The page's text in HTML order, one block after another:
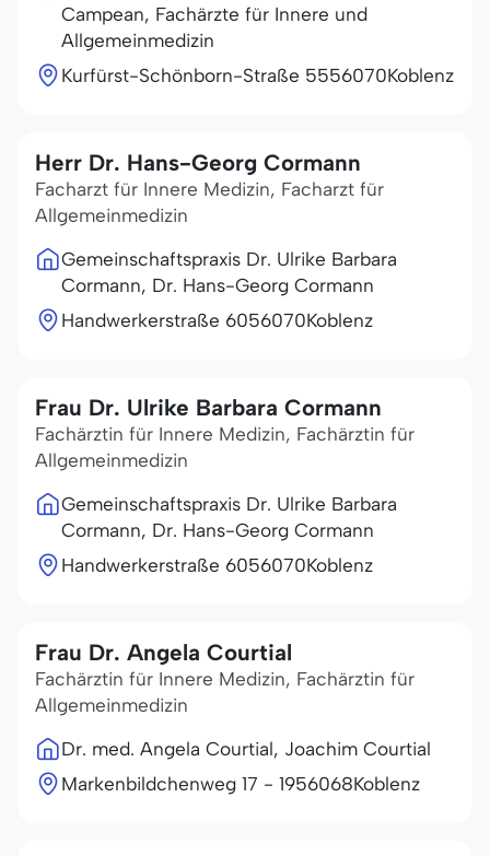
Campean, Fachärzte für Innere und
Allgemeinmedizin
Kurfürst-Schönborn-Straße 5556070Koblenz
Herr Dr. Hans-Georg Cormann
Facharzt für Innere Medizin, Facharzt für
Allgemeinmedizin
Gemeinschaftspraxis Dr. Ulrike Barbara
Cormann, Dr. Hans-Georg Cormann
Handwerkerstraße 6056070Koblenz
Frau Dr. Ulrike Barbara Cormann
Fachärztin für Innere Medizin, Fachärztin für
Allgemeinmedizin
Gemeinschaftspraxis Dr. Ulrike Barbara
Cormann, Dr. Hans-Georg Cormann
Handwerkerstraße 6056070Koblenz
Frau Dr. Angela Courtial
Fachärztin für Innere Medizin, Fachärztin für
Allgemeinmedizin
Dr. med. Angela Courtial, Joachim Courtial
Markenbildchenweg 17 - 1956068Koblenz